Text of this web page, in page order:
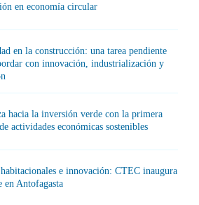
en economía circular
en la construcción: una tarea pendiente
con innovación, industrialización y
hacia la inversión verde con la primera
actividades económicas sostenibles
e innovación: CTEC inaugura
en Antofagasta